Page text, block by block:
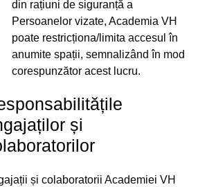
din rațiuni de siguranță a
Persoanelor vizate, Academia VH
poate restricționa/limita accesul în
anumite spații, semnalizând în mod
corespunzător acest lucru.
și
și colaboratorii Academiei VH